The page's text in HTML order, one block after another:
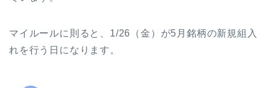
マイルールに則ると、1/26（金）が5月銘柄の新規組入
れを行う日になります。